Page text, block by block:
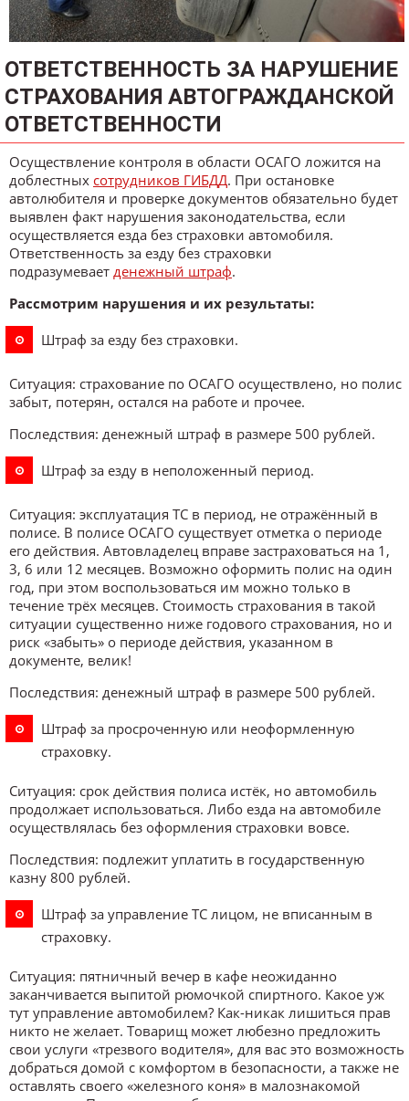
ОТВЕТСТВЕННОСТЬ ЗА НАРУШЕНИЕ
СТРАХОВАНИЯ АВТОГРАЖДАНСКОЙ
ОТВЕТСТВЕННОСТИ
Осуществление контроля в области ОСАГО ложится на
доблестных сотрудников ГИБДД. При остановке
автолюбителя и проверке документов обязательно будет
выявлен факт нарушения законодательства, если
осуществляется езда без страховки автомобиля.
Ответственность за езду без страховки
подразумевает денежный штраф.
Рассмотрим нарушения и их результаты:
Штраф за езду без страховки.
Ситуация: страхование по ОСАГО осуществлено, но полис
забыт, потерян, остался на работе и прочее.
Последствия: денежный штраф в размере 500 рублей.
Штраф за езду в неположенный период.
Ситуация: эксплуатация ТС в период, не отражённый в
полисе. В полисе ОСАГО существует отметка о периоде
его действия. Автовладелец вправе застраховаться на 1,
3, 6 или 12 месяцев. Возможно оформить полис на один
год, при этом воспользоваться им можно только в
течение трёх месяцев. Стоимость страхования в такой
ситуации существенно ниже годового страхования, но и
риск «забыть» о периоде действия, указанном в
документе, велик!
Последствия: денежный штраф в размере 500 рублей.
Штраф за просроченную или неоформленную
страховку.
Ситуация: срок действия полиса истёк, но автомобиль
продолжает использоваться. Либо езда на автомобиле
осуществлялась без оформления страховки вовсе.
Последствия: подлежит уплатить в государственную
казну 800 рублей.
Штраф за управление ТС лицом, не вписанным в
страховку.
Ситуация: пятничный вечер в кафе неожиданно
заканчивается выпитой рюмочкой спиртного. Какое уж
тут управление автомобилем? Как-никак лишиться прав
никто не желает. Товарищ может любезно предложить
свои услуги «трезвого водителя», для вас это возможность
добраться домой с комфортом в безопасности, а также не
оставлять своего «железного коня» в малознакомой